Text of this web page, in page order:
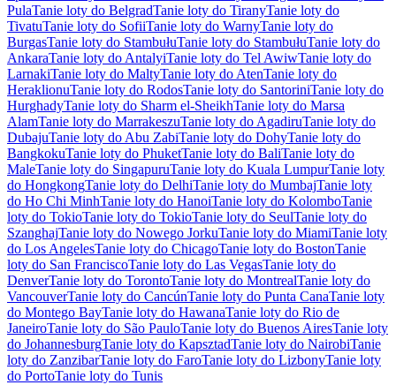
PulaTanie loty do BelgradTanie loty do TiranyTanie loty do
TivatuTanie loty do SofiiTanie loty do WarnyTanie loty do
BurgasTanie loty do StambułuTanie loty do StambułuTanie loty do
AnkaraTanie loty do AntalyiTanie loty do Tel AwiwTanie loty do
LarnakiTanie loty do MaltyTanie loty do AtenTanie loty do
HeraklionuTanie loty do RodosTanie loty do SantoriniTanie loty do
HurghadyTanie loty do Sharm el-SheikhTanie loty do Marsa
AlamTanie loty do MarrakeszuTanie loty do AgadiruTanie loty do
DubajuTanie loty do Abu ZabiTanie loty do DohyTanie loty do
BangkokuTanie loty do PhuketTanie loty do BaliTanie loty do
MaleTanie loty do SingapuruTanie loty do Kuala LumpurTanie loty
do HongkongTanie loty do DelhiTanie loty do MumbajTanie loty
do Ho Chi MinhTanie loty do HanoiTanie loty do KolomboTanie
loty do TokioTanie loty do TokioTanie loty do SeulTanie loty do
SzanghajTanie loty do Nowego JorkuTanie loty do MiamiTanie loty
do Los AngelesTanie loty do ChicagoTanie loty do BostonTanie
loty do San FranciscoTanie loty do Las VegasTanie loty do
DenverTanie loty do TorontoTanie loty do MontrealTanie loty do
VancouverTanie loty do CancúnTanie loty do Punta CanaTanie loty
do Montego BayTanie loty do HawanaTanie loty do Rio de
JaneiroTanie loty do São PauloTanie loty do Buenos AiresTanie loty
do JohannesburgTanie loty do KapsztadTanie loty do NairobiTanie
loty do ZanzibarTanie loty do FaroTanie loty do LizbonyTanie loty
do PortoTanie loty do Tunis